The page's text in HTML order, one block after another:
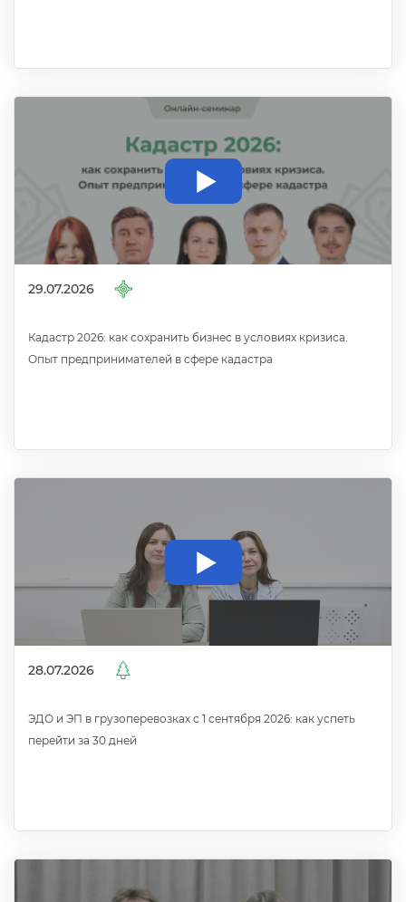
29.07.2026
Кадастр 2026: как сохранить бизнес в условиях кризиса.
Опыт предпринимателей в сфере кадастра
28.07.2026
ЭДО и ЭП в грузоперевозках с 1 сентября 2026: как успеть
перейти за 30 дней